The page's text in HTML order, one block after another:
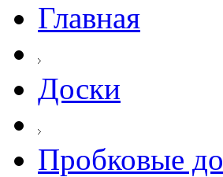
Главная
Доски
Пробковые